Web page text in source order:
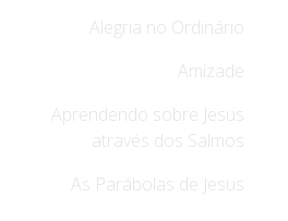
Alegria no Ordinário
Amizade
Aprendendo sobre Jesus
através dos Salmos
As Parábolas de Jesus